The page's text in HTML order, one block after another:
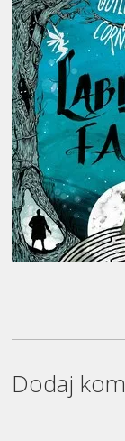
Dodaj